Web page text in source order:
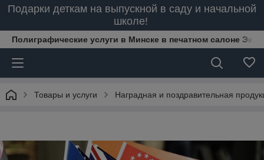
Подарки деткам на выпускной в саду и начальной
школе!
Полиграфические услуги в Минске в печатном салоне
Товары и услуги Наградная и поздравительная